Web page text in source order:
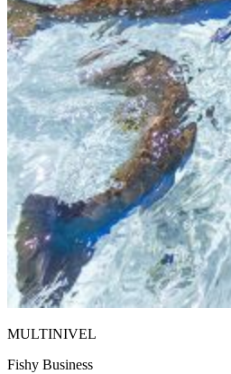
MULTINIVEL
Fishy Business